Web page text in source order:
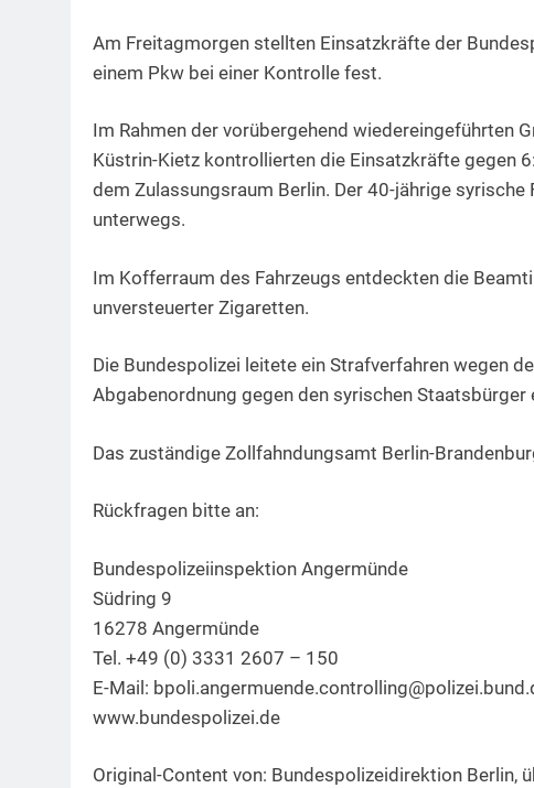
Am Freitagmorgen stellten Einsatzkräfte der
einem Pkw bei einer Kontrolle fest.
Im Rahmen der vorübergehend wiedereingeführten
Küstrin-Kietz kontrollierten die Einsatzkräfte gegen
dem Zulassungsraum Berlin. Der 40-jährige
unterwegs.
Im Kofferraum des Fahrzeugs entdeckten die
unversteuerter Zigaretten.
Die Bundespolizei leitete ein Strafverfahren wegen
Abgabenordnung gegen den syrischen Staatsbürger
Das zuständige Zollfahndungsamt Berlin-
Rückfragen bitte an:
Bundespolizeiinspektion Angermünde
Südring 9
16278 Angermünde
Tel. +49 (0) 3331 2607 – 150
E-Mail:
www.bundespolizei.de
Original-Content von: Bundespolizeidirektion Berlin,